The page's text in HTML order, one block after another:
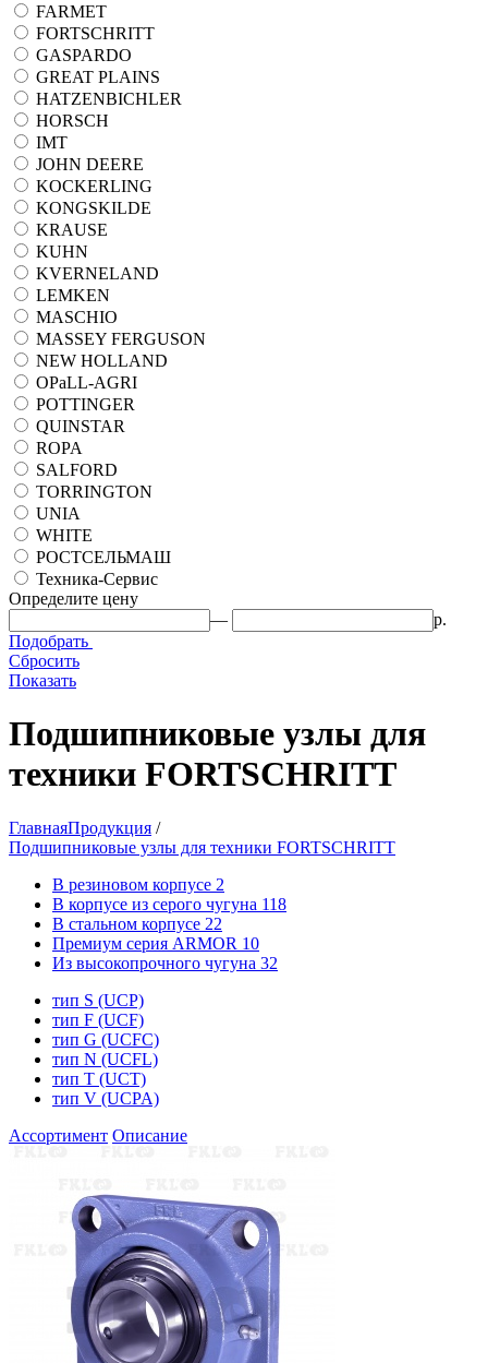
FARMET
FORTSCHRITT
GASPARDO
GREAT PLAINS
HATZENBICHLER
HORSCH
IMT
JOHN DEERE
KOCKERLING
KONGSKILDE
KRAUSE
KUHN
KVERNELAND
LEMKEN
MASCHIO
MASSEY FERGUSON
NEW HOLLAND
OPaLL-AGRI
POTTINGER
QUINSTAR
ROPA
SALFORD
TORRINGTON
UNIA
WHITE
РОСТСЕЛЬМАШ
Техника-Сервис
Определите цену
—
р.
Подобрать
Сбросить
Показать
Подшипниковые узлы для
техники FORTSCHRITT
ГлавнаяПродукция /
Подшипниковые узлы для техники FORTSCHRITT
В резиновом корпусе 2
В корпусе из серого чугуна 118
В стальном корпусе 22
Премиум серия ARMOR 10
Из высокопрочного чугуна 32
тип S (UCP)
тип F (UCF)
тип G (UCFC)
тип N (UCFL)
тип T (UCT)
тип V (UCPA)
Ассортимент Описание